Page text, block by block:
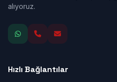
alıyoruz.
Hızlı Bağlantılar